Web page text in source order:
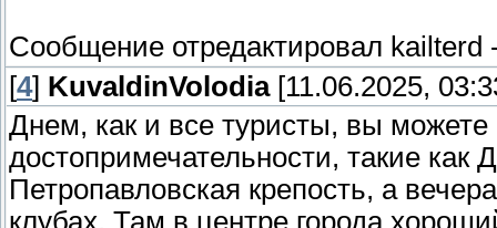
Сообщение отредактировал kailterd
[4] KuvaldinVolodia[11.06.2025,
Днем, как и все туристы, вы
достопримечательности, такие
Петропавловская крепость, а
клубах. Там в центре города